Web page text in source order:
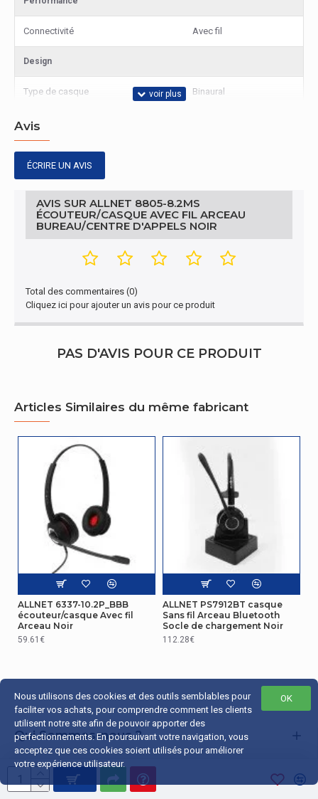
Connectivité Avec fil
Design
Type de casque Binaural
représentation / réalisation
Type de microphone
Avis
ÉCRIRE UN AVIS
AVIS SUR ALLNET 8805-8.2MS
ÉCOUTEUR/CASQUE AVEC FIL ARCEAU
BUREAU/CENTRE D'APPELS NOIR
Total des commentaires (0)
Cliquez ici pour ajouter un avis pour ce produit
PAS D'AVIS POUR CE PRODUIT
Articles Similaires du même fabricant
ALLNET 6337-10.2P_BBB
écouteur/casque Avec fil
Arceau Noir
59.61€
ALLNET PS7912BT casque
Sans fil Arceau Bluetooth
Socle de chargement Noir
112.28€
Qui Sommes-nous ?
Liens Utiles
OK
Nous utilisons des cookies et des outils semblables pour
faciliter vos achats, pour comprendre comment les clients
utilisent notre site afin de pouvoir apporter des
perfectionnements. En poursuivant votre navigation, vous
acceptez que ces cookies soient utilisés pour améliorer
votre expérience utilisateur.